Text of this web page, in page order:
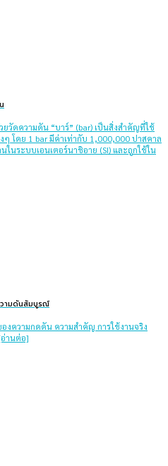
วัดความดัน “บาร์” (bar) เป็นสิ่งสำคัญที่ใช้
โดย 1 bar มีค่าเท่ากับ 1,000,000 ปาสคาล
นระบบเอนเตอร์นาชิอาย (SI) และถูกใช้ใน
วามดันสัมบูรณ์
องความกดดัน ความสำคัญ การใช้งานจริง
อ่านต่อ]